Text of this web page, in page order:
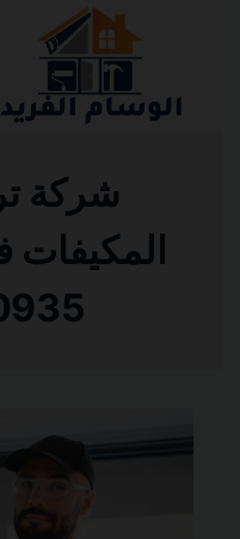
شركة